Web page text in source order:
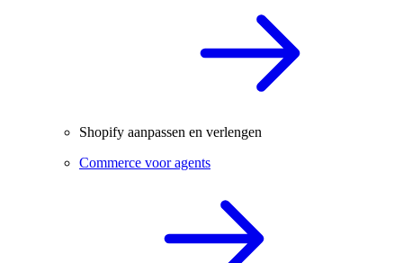
Shopify aanpassen en verlengen
Commerce voor agents